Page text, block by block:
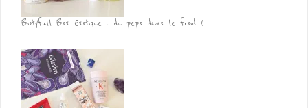
Biotyfull Box Exotique : du peps dans le froid !